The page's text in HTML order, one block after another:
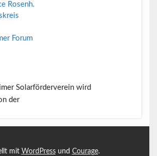
Rosenh.
Forum
Solarförderverein wird
der
mit WordPressund Courage.